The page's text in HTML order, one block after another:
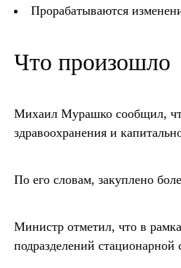
Прорабатываются
Что произошло
Михаил Мурашко сообщил,
здравоохранения и
По его словам, закуплено
Министр отметил, что в
подразделений